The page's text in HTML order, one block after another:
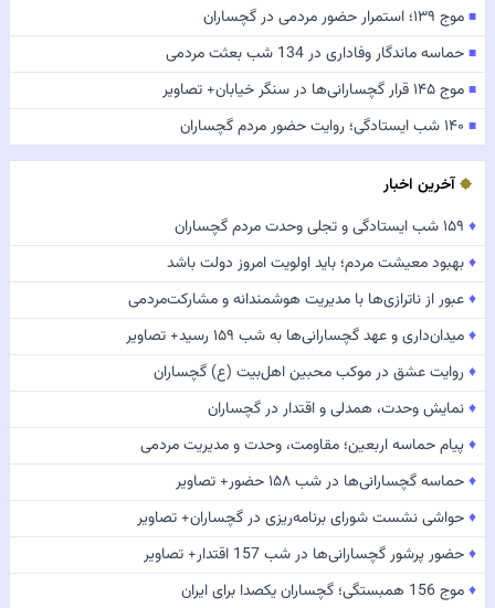
■ موج ۱۳۹؛ استمرار حضور مردمی در گچساران
■ حماسه ماندگار وفاداری در 134 شب بعثت مردمی
■ موج ۱۴۵ قرار گچسارانی‌ها در سنگر خیابان+ تصاویر
■ ۱۴۰ شب ایستادگی؛ روایت حضور مردم گچساران
آخرین اخبار
♦ ۱۵۹ شب ایستادگی و تجلی وحدت مردم گچساران
♦بهبود معیشت مردم؛ باید اولویت امروز دولت باشد
♦عبور از ناترازی‌ها با مدیریت هوشمندانه و مشارکت‌مردمی
♦میدان‌داری و عهد گچسارانی‌ها به شب ۱۵۹ رسید+ تصاویر
♦ روایت عشق در موکب محبین اهل‌بیت (ع) گچساران
♦نمایش وحدت، همدلی و اقتدار در گچساران
♦ پیام حماسه اربعین؛ مقاومت، وحدت و مدیریت مردمی
♦حماسه گچسارانی‌ها در شب ۱۵۸ حضور+ تصاویر
♦حواشی نشست شورای برنامه‌ریزی در گچساران+ تصاویر
♦حضور پرشور گچسارانی‌ها در شب 157 اقتدار+ تصاویر
♦موج 156 همبستگی؛ گچساران یکصدا برای ایران